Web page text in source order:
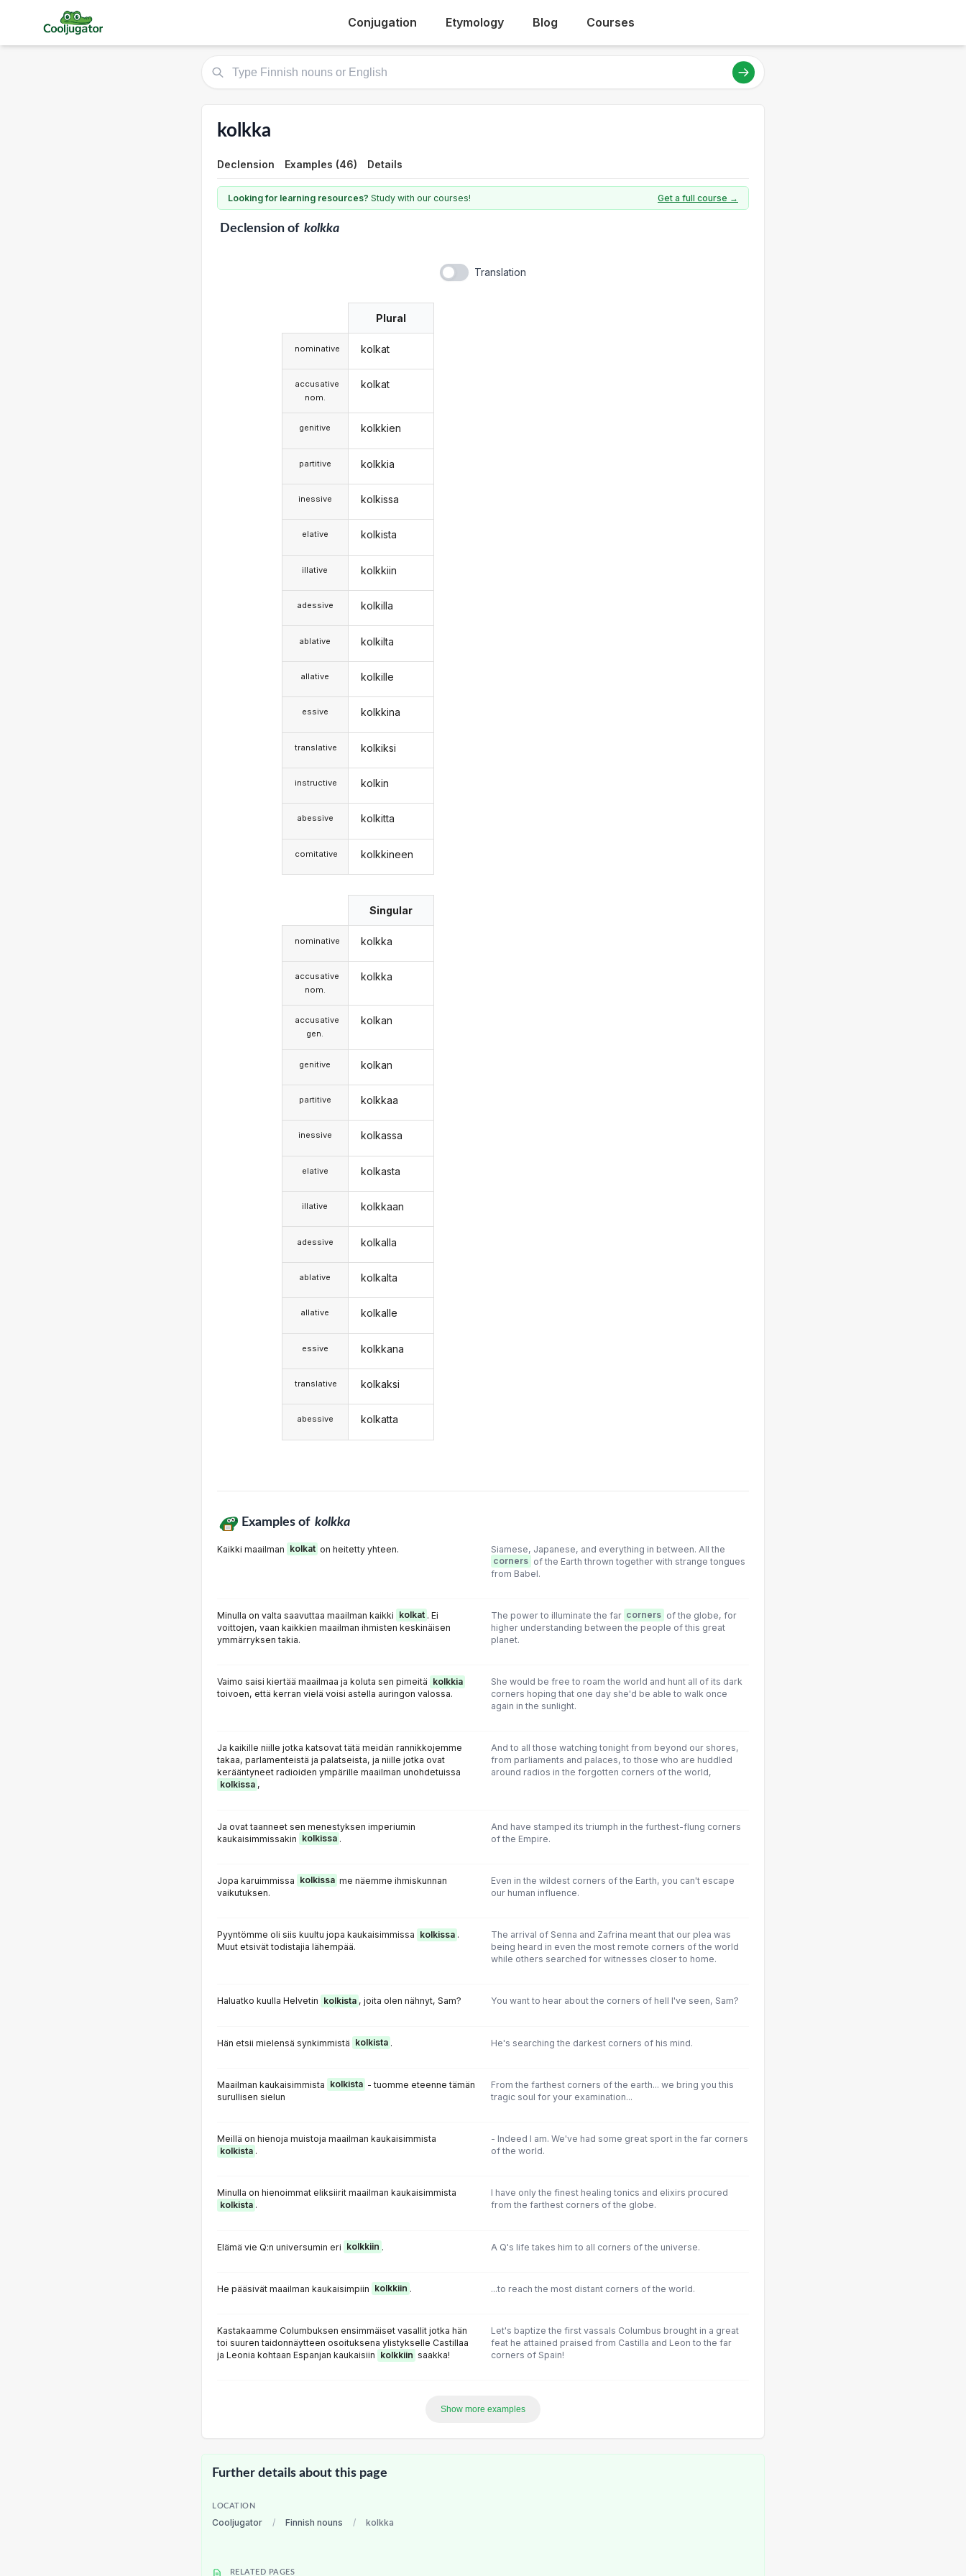
Conjugation Etymology Blog Courses
kolkka
Declension Examples (46) Details
Looking for learning resources? Study with our courses! Get a full course →
Declensionof kolkka
Translation
nominative
accusative
nom.
genitive
partitive
inessive
elative
illative
adessive
ablative
allative
essive
translative
instructive
abessive
comitative
Plural
kolkat
kolkat
kolkkien
kolkkia
kolkissa
kolkista
kolkkiin
kolkilla
kolkilta
kolkille
kolkkina
kolkiksi
kolkin
kolkitta
kolkkineen
nominative
accusative
nom.
accusative
gen.
genitive
partitive
inessive
elative
illative
adessive
ablative
allative
essive
translative
abessive
Singular
kolkka
kolkka
kolkan
kolkan
kolkkaa
kolkassa
kolkasta
kolkkaan
kolkalla
kolkalta
kolkalle
kolkkana
kolkaksi
kolkatta
Examples of kolkka
Kaikki maailman kolkat on heitetty yhteen.
Siamese, Japanese, and everything in between. All the
corners of the Earth thrown together with strange tongues
from Babel.
Minulla on valta saavuttaa maailman kaikki kolkat . Ei
voittojen, vaan kaikkien maailman ihmisten keskinäisen
ymmärryksen takia.
The power to illuminate the far corners of the globe, for
higher understanding between the people of this great
planet.
Vaimo saisi kiertää maailmaa ja koluta sen pimeitä kolkkia
toivoen, että kerran vielä voisi astella auringon valossa.
She would be free to roam the world and hunt all of its dark
corners hoping that one day she'd be able to walk once
again in the sunlight.
Ja kaikille niille jotka katsovat tätä meidän rannikkojemme
takaa, parlamenteistä ja palatseista, ja niille jotka ovat
kerääntyneet radioiden ympärille maailman unohdetuissa
kolkissa ,
And to all those watching tonight from beyond our shores,
from parliaments and palaces, to those who are huddled
around radios in the forgotten corners of the world,
Ja ovat taanneet sen menestyksen imperiumin
kaukaisimmissakin kolkissa .
And have stamped its triumph in the furthest-flung corners
of the Empire.
Jopa karuimmissa kolkissa me näemme ihmiskunnan
vaikutuksen.
Even in the wildest corners of the Earth, you can't escape
our human influence.
Pyyntömme oli siis kuultu jopa kaukaisimmissa kolkissa .
Muut etsivät todistajia lähempää.
The arrival of Senna and Zafrina meant that our plea was
being heard in even the most remote corners of the world
while others searched for witnesses closer to home.
Haluatko kuulla Helvetin kolkista , joita olen nähnyt, Sam? You want to hear about the corners of hell I've seen, Sam?
Hän etsii mielensä synkimmistä kolkista . He's searching the darkest corners of his mind.
Maailman kaukaisimmista kolkista - tuomme eteenne tämän
surullisen sielun
From the farthest corners of the earth... we bring you this
tragic soul for your examination...
Meillä on hienoja muistoja maailman kaukaisimmista
kolkista .
- Indeed I am. We've had some great sport in the far corners
of the world.
Minulla on hienoimmat eliksiirit maailman kaukaisimmista
kolkista .
I have only the finest healing tonics and elixirs procured
from the farthest corners of the globe.
Elämä vie Q:n universumin eri kolkkiin . A Q's life takes him to all corners of the universe.
He pääsivät maailman kaukaisimpiin kolkkiin . ...to reach the most distant corners of the world.
Kastakaamme Columbuksen ensimmäiset vasallit jotka hän
toi suuren taidonnäytteen osoituksena ylistykselle Castillaa
ja Leonia kohtaan Espanjan kaukaisiin kolkkiin saakka!
Let's baptize the first vassals Columbus brought in a great
feat he attained praised from Castilla and Leon to the far
corners of Spain!
Show more examples
Further details about this page
LOCATION
Cooljugator / Finnish nouns / kolkka
RELATED PAGES